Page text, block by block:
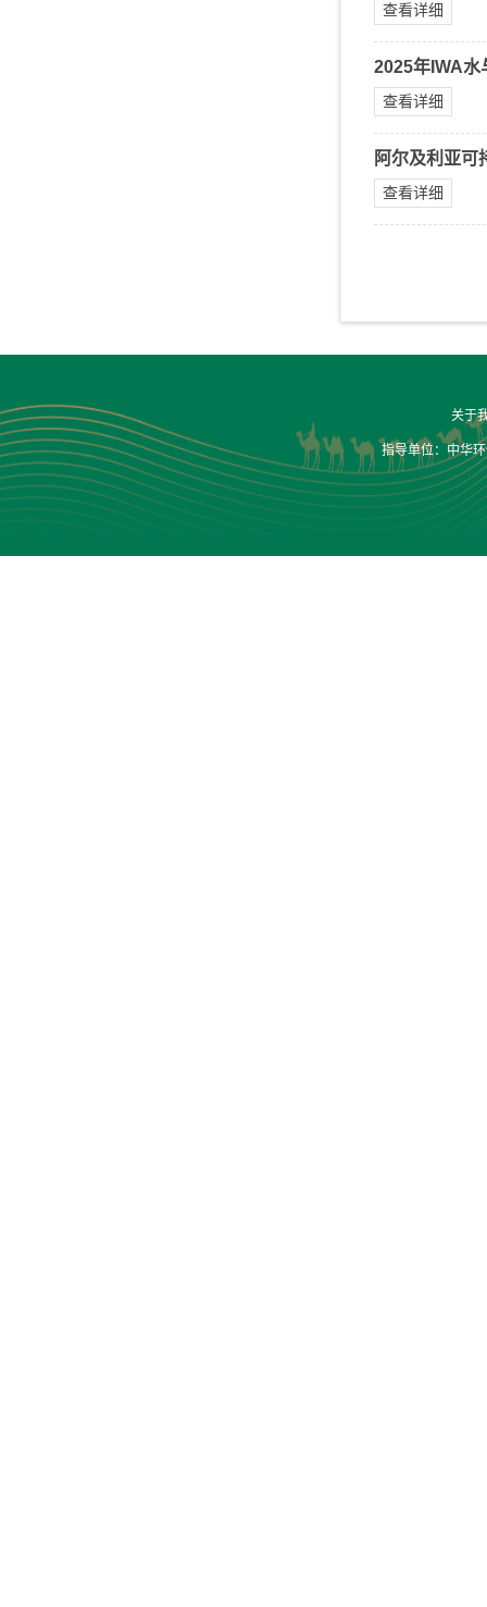
查看详细
2025年IWA
查看详细
阿尔及利亚可
查看详细
关于
指导单位：中华